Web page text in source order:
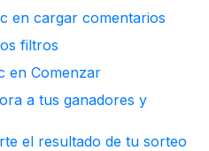
en cargar comentarios
filtros
en Comenzar
a tus ganadores y
el resultado de tu sorteo